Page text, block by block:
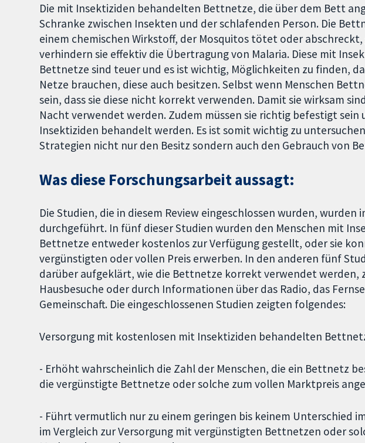
Die mit Insektiziden behandelten Bettnetze, die über dem Bett
Schranke zwischen Insekten und der schlafenden Person. Die
einem chemischen Wirkstoff, der Mosquitos tötet oder abschreckt,
verhindern sie effektiv die Übertragung von Malaria. Diese mit
Bettnetze sind teuer und es ist wichtig, Möglichkeiten zu finden,
Netze brauchen, diese auch besitzen. Selbst wenn Menschen
sein, dass sie diese nicht korrekt verwenden. Damit sie wirksam
Nacht verwendet werden. Zudem müssen sie richtig befestigt sein
Insektiziden behandelt werden. Es ist somit wichtig zu
Strategien nicht nur den Besitz sondern auch den Gebrauch von
Was diese Forschungsarbeit aussagt:
Die Studien, die in diesem Review eingeschlossen wurden, wurden
durchgeführt. In fünf dieser Studien wurden den Menschen mit
Bettnetze entweder kostenlos zur Verfügung gestellt, oder sie
vergünstigten oder vollen Preis erwerben. In den anderen fünf
darüber aufgeklärt, wie die Bettnetze korrekt verwendet werden,
Hausbesuche oder durch Informationen über das Radio, das
Gemeinschaft. Die eingeschlossenen Studien zeigten folgendes:
Versorgung mit kostenlosen mit Insektiziden behandelten
- Erhöht wahrscheinlich die Zahl der Menschen, die ein Bettnetz
die vergünstigte Bettnetze oder solche zum vollen Marktpreis
- Führt vermutlich nur zu einem geringen bis keinem Unterschied
im Vergleich zur Versorgung mit vergünstigten Bettnetzen oder